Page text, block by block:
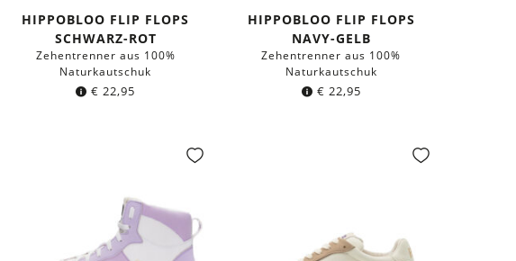
HIPPOBLOO FLIP FLOPS
SCHWARZ-ROT
Zehentrenner aus 100%
Naturkautschuk
€ 22,95
HIPPOBLOO FLIP FLOPS
NAVY-GELB
Zehentrenner aus 100%
Naturkautschuk
€ 22,95